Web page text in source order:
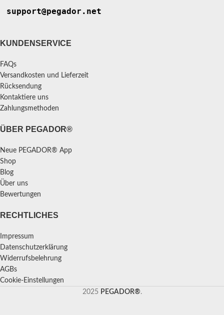
support@pegador.net
KUNDENSERVICE
FAQs
Versandkosten und Lieferzeit
Rücksendung
Kontaktiere uns
Zahlungsmethoden
ÜBER PEGADOR®
Neue PEGADOR® App
Shop
Blog
Über uns
Bewertungen
RECHTLICHES
Impressum
Datenschutzerklärung
Widerrufsbelehrung
AGBs
Cookie-Einstellungen
2025 PEGADOR®.